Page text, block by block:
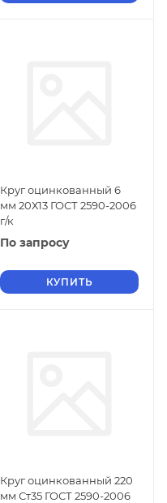
Круг оцинкованный 6
мм 20Х13 ГОСТ 2590-2006
г/к
По запросу
КУПИТЬ
Круг оцинкованный 220
мм Ст35 ГОСТ 2590-2006